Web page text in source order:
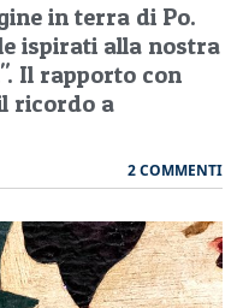
in terra di Po.
ispirati alla nostra
Il rapporto con
ricordo a
2 COMMENTI